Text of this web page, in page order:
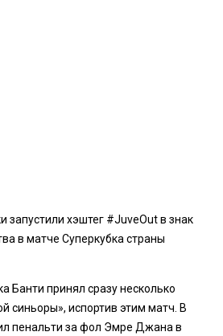
запустили хэштег #JuveOut в знак
в матче Суперкубка страны
Банти принял сразу несколько
синьоры», испортив этим матч. В
пенальти за фол Эмре Джана в